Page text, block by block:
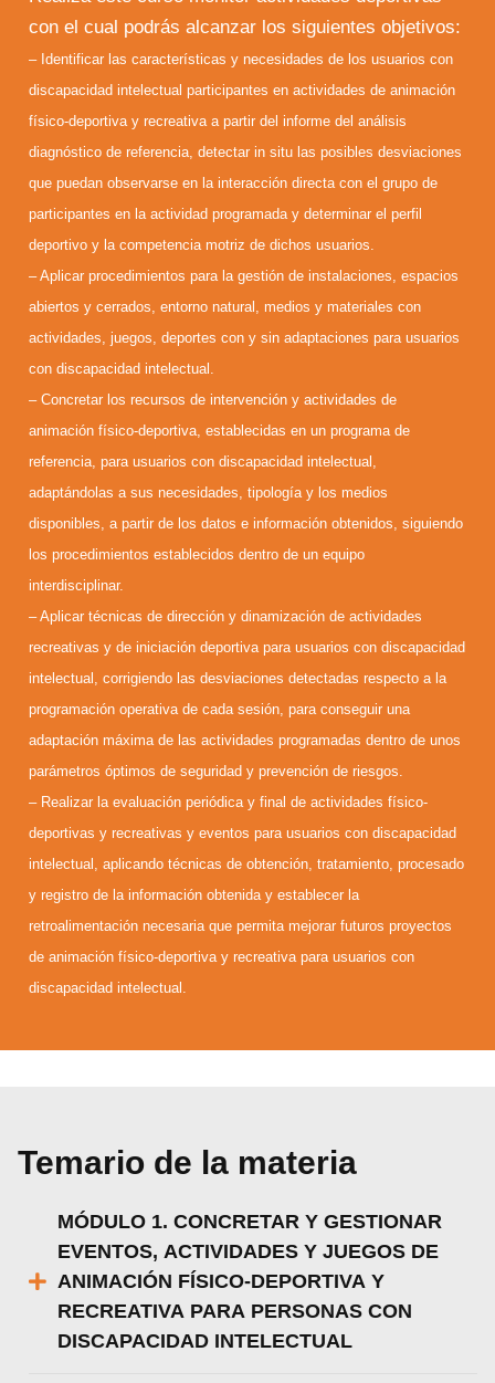
con el cual podrás alcanzar los siguientes objetivos:
– Identificar las características y necesidades de los usuarios con
discapacidad intelectual participantes en actividades de animación
físico-deportiva y recreativa a partir del informe del análisis
diagnóstico de referencia, detectar in situ las posibles desviaciones
que puedan observarse en la interacción directa con el grupo de
participantes en la actividad programada y determinar el perfil
deportivo y la competencia motriz de dichos usuarios.
– Aplicar procedimientos para la gestión de instalaciones, espacios
abiertos y cerrados, entorno natural, medios y materiales con
actividades, juegos, deportes con y sin adaptaciones para usuarios
con discapacidad intelectual.
– Concretar los recursos de intervención y actividades de
animación físico-deportiva, establecidas en un programa de
referencia, para usuarios con discapacidad intelectual,
adaptándolas a sus necesidades, tipología y los medios
disponibles, a partir de los datos e información obtenidos, siguiendo
los procedimientos establecidos dentro de un equipo
interdisciplinar.
– Aplicar técnicas de dirección y dinamización de actividades
recreativas y de iniciación deportiva para usuarios con discapacidad
intelectual, corrigiendo las desviaciones detectadas respecto a la
programación operativa de cada sesión, para conseguir una
adaptación máxima de las actividades programadas dentro de unos
parámetros óptimos de seguridad y prevención de riesgos.
– Realizar la evaluación periódica y final de actividades físico-
deportivas y recreativas y eventos para usuarios con discapacidad
intelectual, aplicando técnicas de obtención, tratamiento, procesado
y registro de la información obtenida y establecer la
retroalimentación necesaria que permita mejorar futuros proyectos
de animación físico-deportiva y recreativa para usuarios con
discapacidad intelectual.
Temario de la materia
MÓDULO 1. CONCRETAR Y GESTIONAR
EVENTOS, ACTIVIDADES Y JUEGOS DE
ANIMACIÓN FÍSICO-DEPORTIVA Y
RECREATIVA PARA PERSONAS CON
DISCAPACIDAD INTELECTUAL